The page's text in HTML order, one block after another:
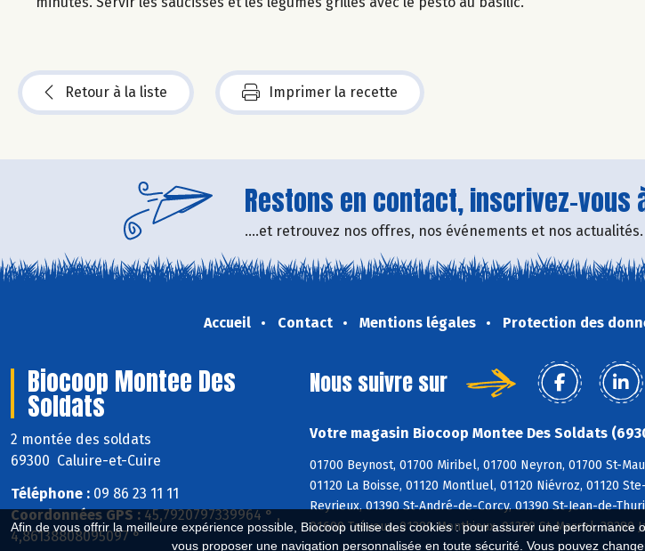
Afin de vous offrir la meilleure expérience possible, Biocoop utilise des cookies : pour assurer une
vous proposer une navigation personnalisée en toute sécurité. Vous pouvez
Retour à la liste Imprimer la recette
Restons en contact, inscrivez-vous
....et retrouvez nos offres, nos événements et nos actualités.
Accueil Contact Mentions légales Protection des
Biocoop Montee Des
Soldats
2 montée des soldats
69300 Caluire-et-Cuire
Téléphone : 09 86 23 11 11
Coordonnées GPS : 45,7920797339964 ° ,
4,86138808095097 °
Nous suivre sur
Votre magasin Biocoop Montee Des Soldats
01700 Beynost, 01700 Miribel, 01700 Neyron, 01700 St-
01120 La Boisse, 01120 Montluel, 01120 Niévroz, 01120
Reyrieux, 01390 St-André-de-Corcy, 01390 St-Jean-de-
01600 Trévoux, 01390 Monthieux, 01390 St-Marcel, 38280